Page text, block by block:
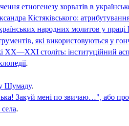
етногенезу хорватів в
Кістяківського: атрибутування
народних молитов у
які використовуються у
ХХ—ХХІ століть: інституційний
.
Шумаду.
Закуй мені по звичаю…", або
.